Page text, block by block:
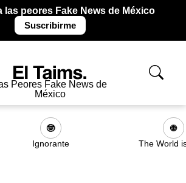
las peores Fake News de México
Suscribirme
Peores Fake News de
México
🤓
Ignorante
🌐
The World